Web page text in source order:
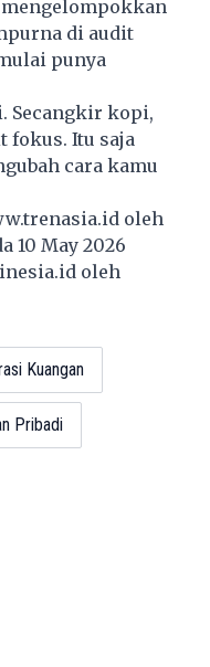
di audit
punya
Secangkir kopi,
fokus. Itu saja
cara kamu
oleh
10 May 2026
oleh
Kuangan
Pribadi